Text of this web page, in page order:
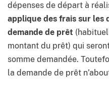
dépenses de départ à
applique des frais sur les
demande de prêt
montant du prêt) qui
somme demandée.
la demande de prêt